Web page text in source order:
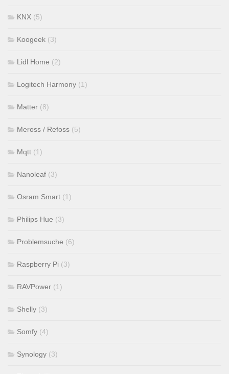
KNX (5)
Koogeek (3)
Lidl Home (2)
Logitech Harmony (1)
Matter (8)
Meross / Refoss (5)
Mqtt (1)
Nanoleaf (3)
Osram Smart (1)
Philips Hue (3)
Problemsuche (6)
Raspberry Pi (3)
RAVPower (1)
Shelly (3)
Somfy (4)
Synology (3)